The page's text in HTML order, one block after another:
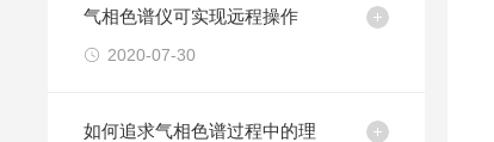
气相色谱仪可实现远程操作
2020-07-30
如何追求气相色谱过程中的理